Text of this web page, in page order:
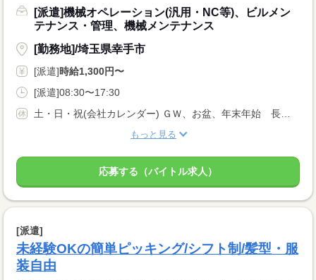
[派遣]機械オペレーション(汎用・NC等)、ビルメン
テナンス・管理、機械メンテナンス
[勤務地]/埼玉県幸手市
[派遣]時給1,300円〜
[派遣]08:30〜17:30
もっと見る
応募する（バイトル求人）
[派遣]
未経験OKの簡単ピッキング/シフト制/髪型・服
装自由